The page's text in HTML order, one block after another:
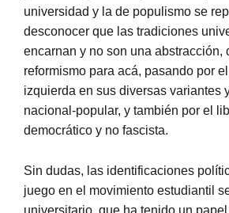
universidad y la de populismo se
desconocer que las tradiciones
encarnan y no son una abstracción,
reformismo para acá, pasando por
izquierda en sus diversas variantes
nacional-popular, y también por el
democrático y no fascista.
Sin dudas, las identificaciones
juego en el movimiento estudiantil
universitario, que ha tenido un